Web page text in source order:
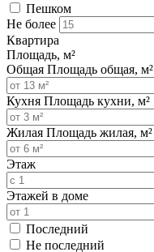
Пешком
Не более
Квартира
Площадь, м²
Общая Площадь общая, м²
Кухня Площадь кухни, м²
Жилая Площадь жилая, м²
Этаж
Этажей в доме
Последний
Не последний